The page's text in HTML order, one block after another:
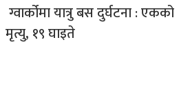
ग्वार्कोमा यात्रु बस दुर्घटना : एकको
मृत्यु, १९ घाइते